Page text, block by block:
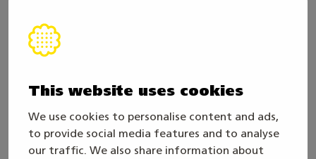
This website uses cookies
We use cookies to personalise content and ads,
to provide social media features and to analyse
our traffic. We also share information about
uppgifter inom skötsel, underhåll och reparation.
Till fastighetsskötarens arbetsbild hör underhåll
reparationsarbeten samt kontroll av fastigheters
inom bl.a. fastighetsserviceföretag, kommuner
och industrin.